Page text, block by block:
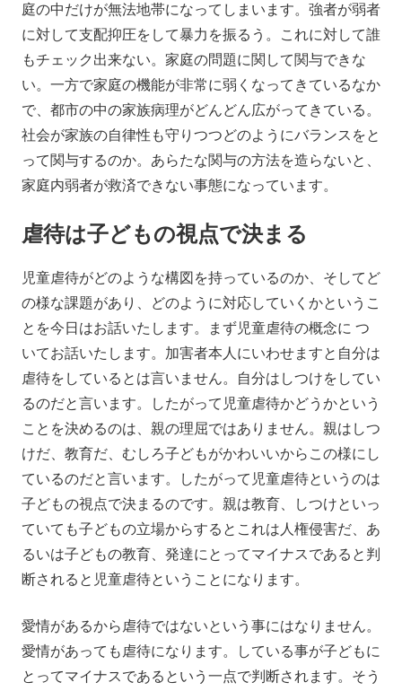
庭の中だけが無法地帯になってしまいます。強者が弱者
に対して支配抑圧をして暴力を振るう。これに対して誰
もチェック出来ない。家庭の問題に関して関与できな
い。一方で家庭の機能が非常に弱くなってきているなか
で、都市の中の家族病理がどんどん広がってきている。
社会が家族の自律性も守りつつどのようにバランスをと
って関与するのか。あらたな関与の方法を造らないと、
家庭内弱者が救済できない事態になっています。
虐待は子どもの視点で決まる
児童虐待がどのような構図を持っているのか、そしてど
の様な課題があり、どのように対応していくかというこ
とを今日はお話いたします。まず児童虐待の概念に つ
いてお話いたします。加害者本人にいわせますと自分は
虐待をしているとは言いません。自分はしつけをしてい
るのだと言います。したがって児童虐待かどうかという
ことを決めるのは、親の理屈ではありません。親はしつ
けだ、教育だ、むしろ子どもがかわいいからこの様にし
ているのだと言います。したがって児童虐待というのは
子どもの視点で決まるのです。親は教育、しつけといっ
ていても子どもの立場からするとこれは人権侵害だ、あ
るいは子どもの教育、発達にとってマイナスであると判
断されると児童虐待ということになります。
愛情があるから虐待ではないという事にはなりません。
愛情があっても虐待になります。している事が子どもに
とってマイナスであるという一点で判断されます。そう